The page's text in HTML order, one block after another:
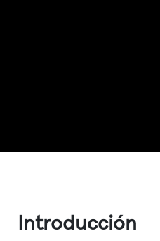
Introducción